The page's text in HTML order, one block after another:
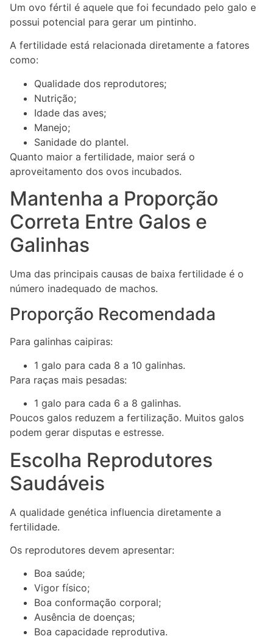
Um ovo fértil é aquele que foi fecundado pelo galo e
possui potencial para gerar um pintinho.
A fertilidade está relacionada diretamente a fatores
como:
Qualidade dos reprodutores;
Nutrição;
Idade das aves;
Manejo;
Sanidade do plantel.
Quanto maior a fertilidade, maior será o
aproveitamento dos ovos incubados.
Mantenha a Proporção
Correta Entre Galos e
Galinhas
Uma das principais causas de baixa fertilidade é o
número inadequado de machos.
Proporção Recomendada
Para galinhas caipiras:
1 galo para cada 8 a 10 galinhas.
Para raças mais pesadas:
1 galo para cada 6 a 8 galinhas.
Poucos galos reduzem a fertilização. Muitos galos
podem gerar disputas e estresse.
Escolha Reprodutores
Saudáveis
A qualidade genética influencia diretamente a
fertilidade.
Os reprodutores devem apresentar:
Boa saúde;
Vigor físico;
Boa conformação corporal;
Ausência de doenças;
Boa capacidade reprodutiva.